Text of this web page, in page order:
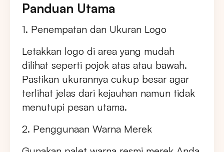
Panduan Utama
1. Penempatan dan Ukuran Logo
Letakkan logo di area yang mudah
dilihat seperti pojok atas atau bawah.
Pastikan ukurannya cukup besar agar
terlihat jelas dari kejauhan namun tidak
menutupi pesan utama.
2. Penggunaan Warna Merek